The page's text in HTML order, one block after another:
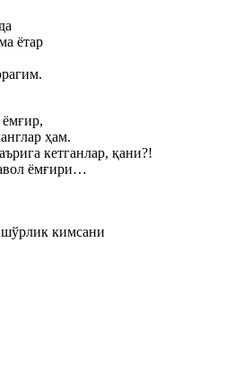
ётар
ҳам.
кетганлар, қани?!
ёмғири…
кимсани